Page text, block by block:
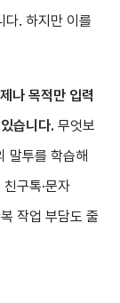
다. 하지만 이를
나 목적만 입력
습니다. 무엇보
말투를 학습해
구톡·문자
작업 부담도 줄